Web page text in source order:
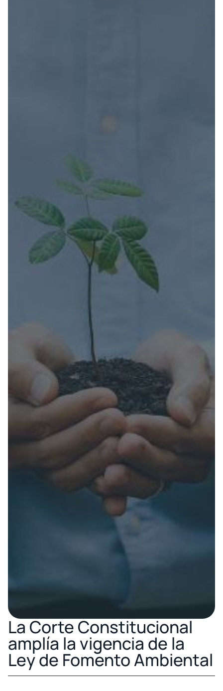
La Corte Constitucional
amplía la vigencia de la
Ley de Fomento Ambiental